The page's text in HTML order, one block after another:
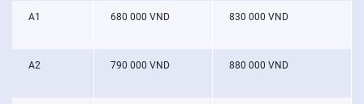
A1 680 000 VND 830 000 VND
A2 790 000 VND 880 000 VND